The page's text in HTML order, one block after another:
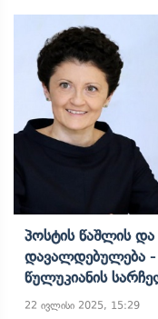
Პოსტის Წაშლის
Დავალდებულება
Წულუკიანის
22 ივლისი 2025, 15:29